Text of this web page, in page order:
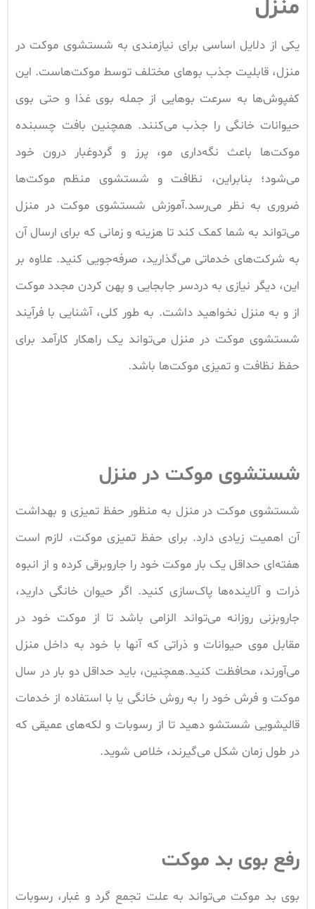
منزل
یکی از دلایل اساسی برای نیازمندی به شستشوی موکت در
منزل، قابلیت جذب بوهای مختلف توسط موکت‌هاست. این
کفپوش‌ها به سرعت بوهایی از جمله بوی غذا و حتی بوی
حیوانات خانگی را جذب می‌کنند. همچنین بافت چسبنده
موکت‌ها باعث نگه‌داری مو، پرز و گردوغبار درون خود
می‌شود؛ بنابراین، نظافت و شستشوی منظم موکت‌ها
ضروری به نظر می‌رسد.آموزش شستشوی موکت در منزل
می‌تواند به شما کمک کند تا هزینه و زمانی که برای ارسال آن
به شرکت‌های خدماتی می‌گذارید، صرفه‌جویی کنید. علاوه بر
این، دیگر نیازی به دردسر جابجایی و پهن کردن مجدد موکت
از و به منزل نخواهید داشت. به طور کلی، آشنایی با فرآیند
شستشوی موکت در منزل می‌تواند یک راهکار کارآمد برای
حفظ نظافت و تمیزی موکت‌ها باشد.
شستشوی موکت در منزل
شستشوی موکت در منزل به منظور حفظ تمیزی و بهداشت
آن اهمیت زیادی دارد. برای حفظ تمیزی موکت، لازم است
هفته‌ای حداقل یک بار موکت خود را جاروبرقی کرده و از انبوه
ذرات و آلاینده‌ها پاک‌سازی کنید. اگر حیوان خانگی دارید،
جاروبزنی روزانه می‌تواند الزامی باشد تا از موکت خود در
مقابل موی حیوانات و ذراتی که آنها با خود به داخل منزل
می‌آورند، محافظت کنید.همچنین، باید حداقل دو بار در سال
موکت و فرش خود را به روش خانگی یا با استفاده از خدمات
قالیشویی شستشو دهید تا از رسوبات و لکه‌های عمیقی که
در طول زمان شکل می‌گیرند، خلاص شوید.
رفع بوی بد موکت
بوی بد موکت می‌تواند به علت تجمع گرد و غبار، رسوبات